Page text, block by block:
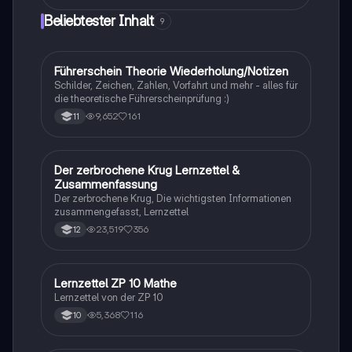
Konzepte, Unterschiede und Kritikpunkte, um ein
Beliebtester Inhalt 9
Lerntipps
Führerschein Theorie Wiederholung/Notizen
Schilder, Zeichen, Zahlen, Vorfahrt und mehr - alles für
die theoretische Führerscheinprüfung :)
11 9,652 161
Deutsch
Der zerbrochene Krug Lernzettel &
Zusammenfassung
Der zerbrochene Krug, Die wichtigsten Informationen
zusammengefasst, Lernzettel
12 23,519 356
Mathe
Lernzettel ZP 10 Mathe
Lernzettel von der ZP 10
10 5,368 116